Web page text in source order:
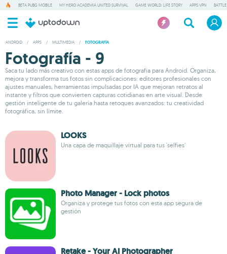
BETA PUBG MOBILE MY HERO ACADEMIA UNITED SURVIVAL GAME WORLD: LIFE STORY APPS VPN
ANDROID / APPS / MULTIMEDIA / FOTOGRAFÍA
Fotografía - 9
Saca tu lado más creativo con estas apps de fotografia para Android. Organiza,
mejora y transforma tus fotos sin complicaciones: editores profesionales con
ajustes manuales, herramientas impulsadas por IA que mejoran retratos al
instante y filtros que convierten capturas cotidianas en arte visual. Desde
gestión inteligente de tu galería hasta retoques avanzados: tu creatividad
fotográfica, sin límite.
LOOKS
Una capa de maquillaje virtual para tus 'selfies'
Photo Manager - Lock photos
Organiza y protege tus fotos con esta app segura de
gestión
Retake - Your AI Photographer